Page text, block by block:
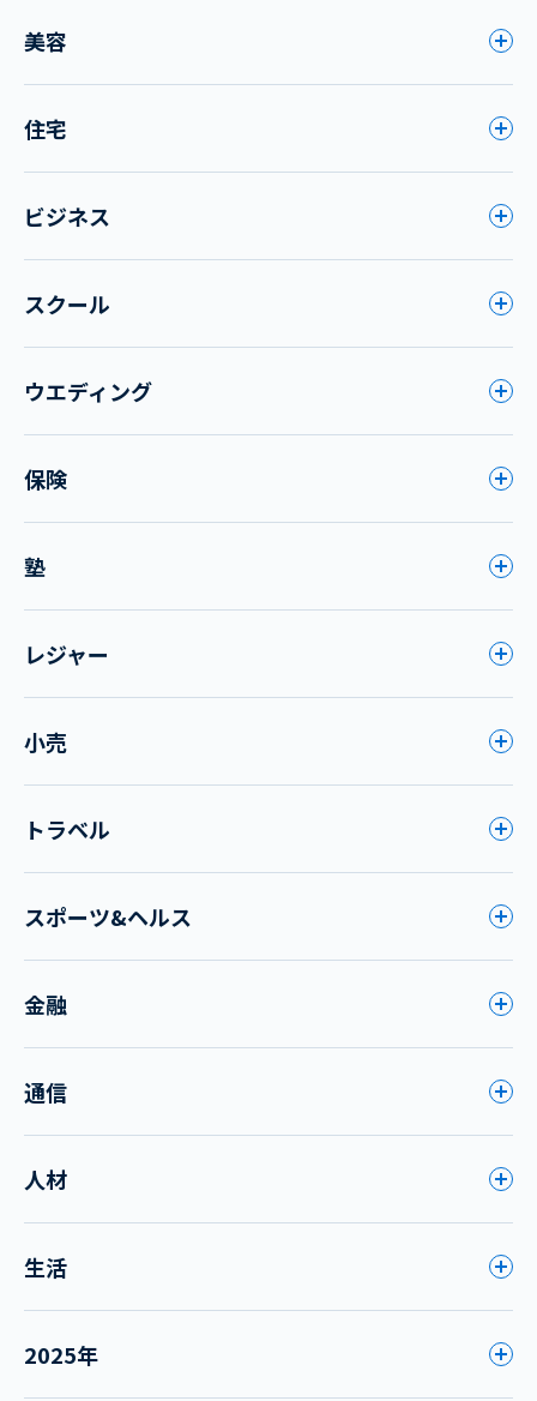
美容
住宅
ビジネス
スクール
ウエディング
保険
塾
レジャー
小売
トラベル
スポーツ&ヘルス
金融
通信
人材
生活
2025年